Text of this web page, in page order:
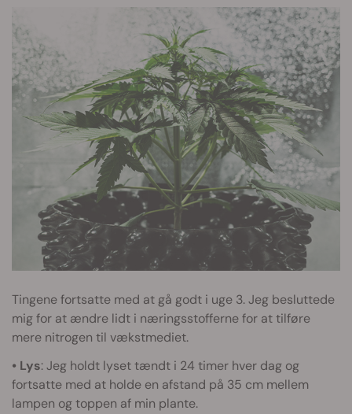
Tingene fortsatte med at gå godt i uge 3. Jeg besluttede
mig for at ændre lidt i næringsstofferne for at tilføre
mere nitrogen til vækstmediet.
• Lys: Jeg holdt lyset tændt i 24 timer hver dag og
fortsatte med at holde en afstand på 35 cm mellem
lampen og toppen af min plante.